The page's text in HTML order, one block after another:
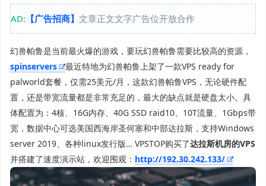
AD: 【广告招商】 文章正文文字广告位开放合作
幻兽帕鲁是当前最火爆的游戏，要玩幻兽帕鲁需要比较高的资源，
spinservers
最近特地为幻兽帕鲁上架了一款VPS ready for
palworld套餐，仅需25美元/月，这款幻兽帕鲁VPS，无论硬件配
置，还是带宽流量都是非常充足的，最大的缺点就是硬盘太小。具
体配置为：4核、16G内存、40G SSD raid10、10T流量、1Gbps带
宽，数据中心可选美国西海岸圣何塞和中部达拉斯，支持Windows
server 2019、各种linux发行版… VPSTOP购买了达拉斯机房的VPS
并搭建了速度演示站，欢迎围观： http://192.30.242.133/